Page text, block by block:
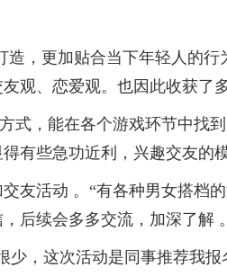
，更加贴合当下年轻人的行
观、恋爱观。也因此收获了
，能在各个游戏环节中找
有些急功近利，兴趣交友
活动 。“有各种男女搭档
后续会多多交流，加深了解 。
这次活动是同事推荐我报